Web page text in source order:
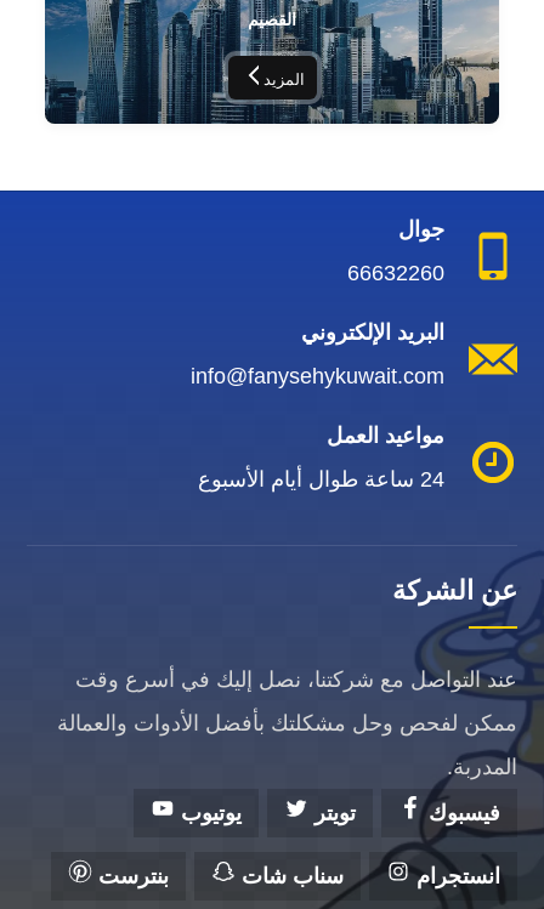
القصيم
المزيد
جوال
66632260
البريد الإلكتروني
info@fanysehykuwait.com
مواعيد العمل
24 ساعة طوال أيام الأسبوع
عن الشركة
عند التواصل مع شركتنا، نصل إليك في أسرع وقت
ممكن لفحص وحل مشكلتك بأفضل الأدوات والعمالة
المدربة.
فيسبوك
تويتر يوتيوب
انستجرام سناب شات بنترست